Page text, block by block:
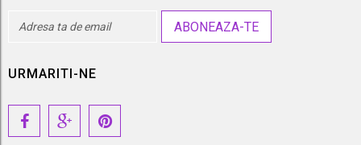
ABONEAZA-TE
URMARITI-NE